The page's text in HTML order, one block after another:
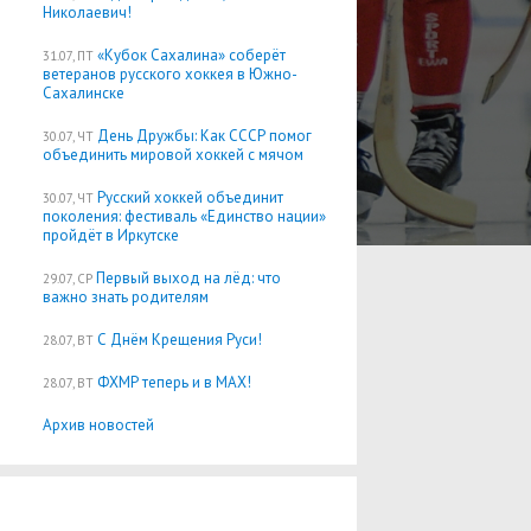
Николаевич!
31.07, ПТ «Кубок Сахалина» соберёт
ветеранов русского хоккея в Южно-
Сахалинске
30.07, ЧТ День Дружбы: Как СССР помог
объединить мировой хоккей с мячом
30.07, ЧТ Русский хоккей объединит
поколения: фестиваль «Единство нации»
пройдёт в Иркутске
29.07, СР Первый выход на лёд: что
важно знать родителям
28.07, ВТ С Днём Крещения Руси!
28.07, ВТ ФХМР теперь и в MAX!
Архив новостей